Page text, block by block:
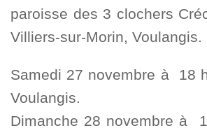
paroisse des 3 clochers
Villiers-sur-Morin, Voulangis.
Samedi 27 novembre à 18
Voulangis.
Dimanche 28 novembre à